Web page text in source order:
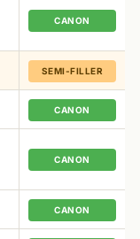
CANON
SEMI-FILLER
CANON
CANON
CANON